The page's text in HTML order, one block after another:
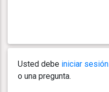
Usted debe iniciar sesión
o una pregunta.